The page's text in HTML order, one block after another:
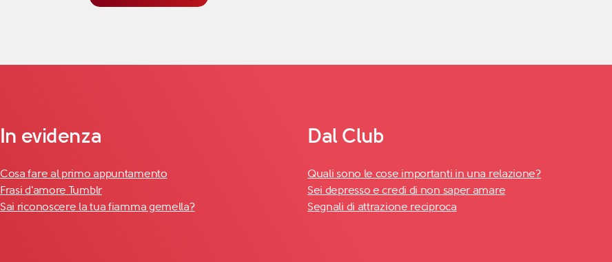
In evidenza
Cosa fare al primo appuntamento
Frasi d'amore Tumblr
Sai riconoscere la tua fiamma gemella?
Dal Club
Quali sono le cose importanti in una relazione?
Sei depresso e credi di non saper amare
Segnali di attrazione reciproca